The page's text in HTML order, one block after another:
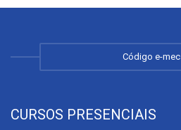
Código e-mec
CURSOS PRESENCIAIS